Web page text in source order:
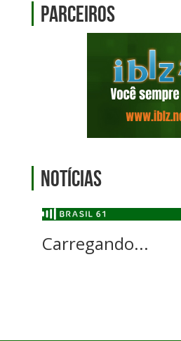
Parceiros
Notícias
Carregando...